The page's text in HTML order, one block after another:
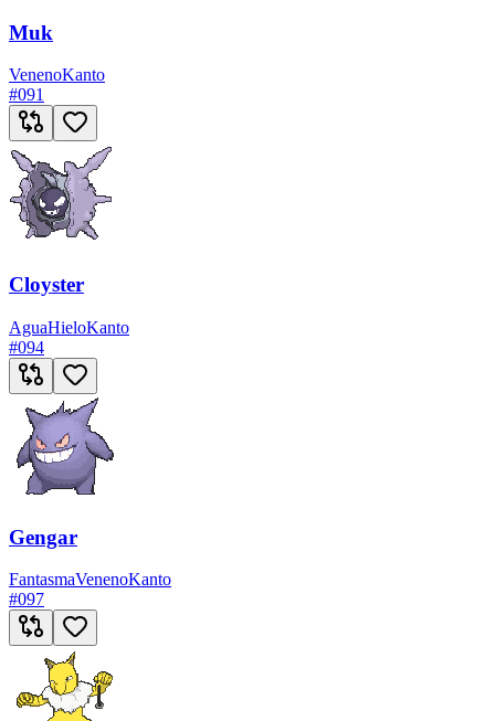
Muk
VenenoKanto
#091
Cloyster
AguaHieloKanto
#094
Gengar
FantasmaVenenoKanto
#097